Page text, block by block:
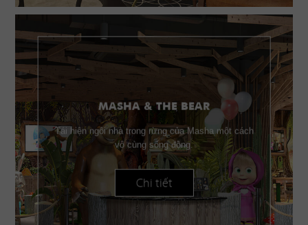
MASHA & THE BEAR
Tái hiện ngôi nhà trong rừng của Masha một cách
vô cùng sống động.
Chi tiết